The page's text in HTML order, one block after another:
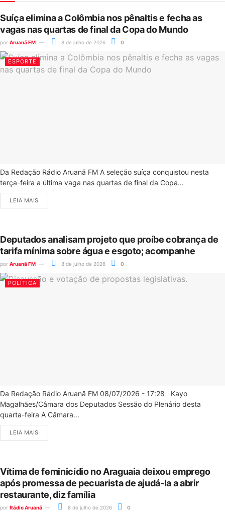
Suíça elimina a Colômbia nos pênaltis e fecha as
vagas nas quartas de final da Copa do Mundo
por Aruanã FM 8 de julho de 2026 0
ESPORTE
Da Redação Rádio Aruanã FM A seleção suíça conquistou nesta
terça-feira a última vaga nas quartas de final da Copa...
LEIA MAIS
Deputados analisam projeto que proíbe cobrança de
tarifa mínima sobre água e esgoto; acompanhe
por Aruanã FM 8 de julho de 2026 0
POLÍTICA
Da Redação Rádio Aruanã FM 08/07/2026 - 17:28 Kayo
Magalhães/Câmara dos Deputados Sessão do Plenário desta
quarta-feira A Câmara...
LEIA MAIS
Vítima de feminicídio no Araguaia deixou emprego
após promessa de pecuarista de ajudá-la a abrir
restaurante, diz família
por Rádio Aruanã 8 de julho de 2026 0